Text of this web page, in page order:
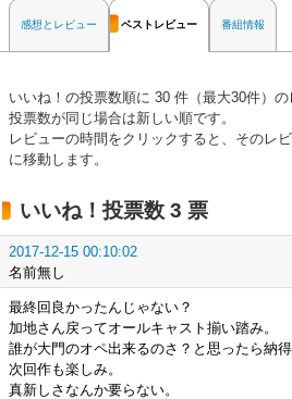
感想とレビュー ベストレビュー 番組情報
いいね！の投票数順に 30 件（最大30件）の
投票数が同じ場合は新しい順です。
レビューの時間をクリックすると、そのレ
に移動します。
いいね！投票数 3 票
2017-12-15 00:10:02
名前無し
最終回良かったんじゃない？
加地さん戻ってオールキャスト揃い踏み。
誰が大門のオペ出来るのさ？と思ったら納
次回作も楽しみ。
真新しさなんか要らない。